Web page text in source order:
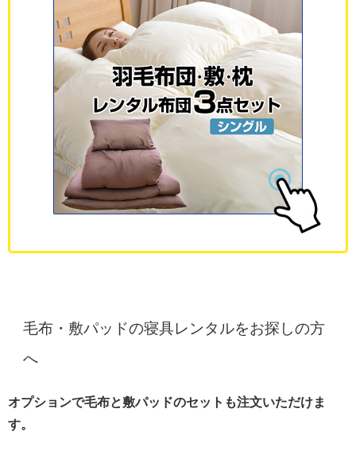
毛布・敷パッドの寝具レンタルをお探しの方
へ
オプションで毛布と敷パッドのセットも注文いただけま
す。